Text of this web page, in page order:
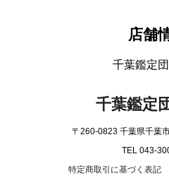
店舗
千葉鑑定
千葉鑑定
〒260-0823 千葉県千葉
TEL 043-
特定商取引に基づく表記